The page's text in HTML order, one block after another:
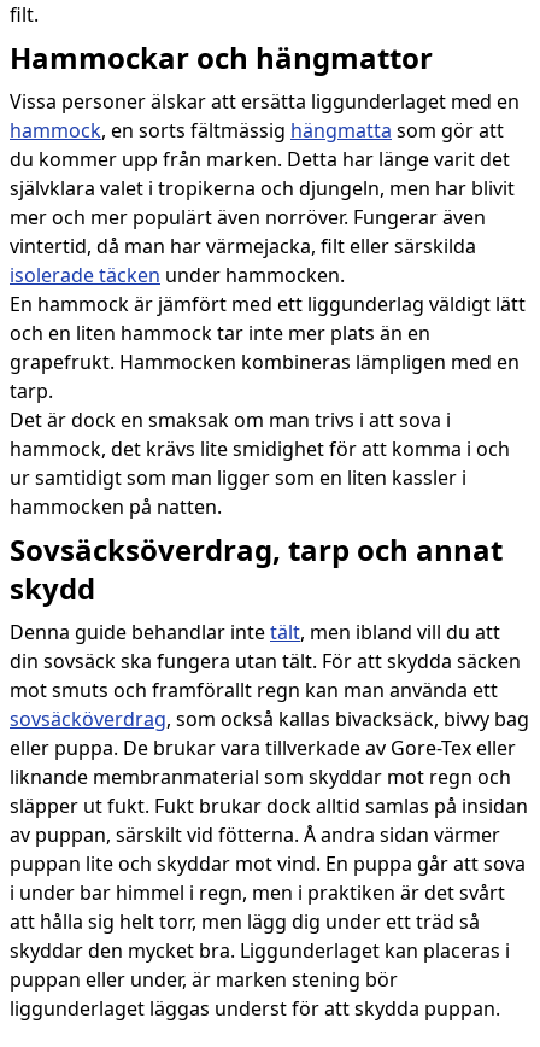
filt.
Hammockar och hängmattor
Vissa personer älskar att ersätta liggunderlaget med en
hammock, en sorts fältmässig hängmatta som gör att
du kommer upp från marken. Detta har länge varit det
självklara valet i tropikerna och djungeln, men har blivit
mer och mer populärt även norröver. Fungerar även
vintertid, då man har värmejacka, filt eller särskilda
isolerade täcken under hammocken.
En hammock är jämfört med ett liggunderlag väldigt lätt
och en liten hammock tar inte mer plats än en
grapefrukt. Hammocken kombineras lämpligen med en
tarp.
Det är dock en smaksak om man trivs i att sova i
hammock, det krävs lite smidighet för att komma i och
ur samtidigt som man ligger som en liten kassler i
hammocken på natten.
Sovsäcksöverdrag, tarp och annat
skydd
Denna guide behandlar intetält, men ibland vill du att
din sovsäck ska fungera utan tält. För att skydda säcken
mot smuts och framförallt regn kan man använda ett
sovsäcköverdrag, som också kallas bivacksäck, bivvy bag
eller puppa. De brukar vara tillverkade av Gore-Tex eller
liknande membranmaterial som skyddar mot regn och
släpper ut fukt. Fukt brukar dock alltid samlas på insidan
av puppan, särskilt vid fötterna. Å andra sidan värmer
puppan lite och skyddar mot vind. En puppa går att sova
i under bar himmel i regn, men i praktiken är det svårt
att hålla sig helt torr, men lägg dig under ett träd så
skyddar den mycket bra. Liggunderlaget kan placeras i
puppan eller under, är marken stening bör
liggunderlaget läggas underst för att skydda puppan.